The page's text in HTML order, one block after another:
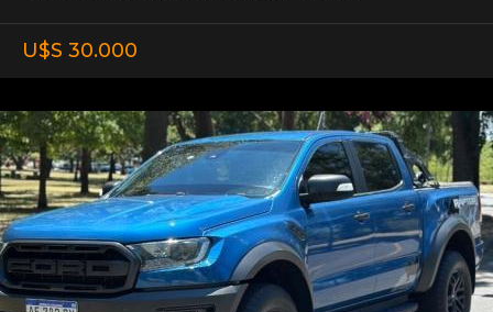
U$S 30.000